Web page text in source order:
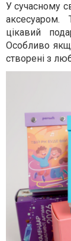
У сучасному
аксесуаром.
цікавий
Особливо
створені з